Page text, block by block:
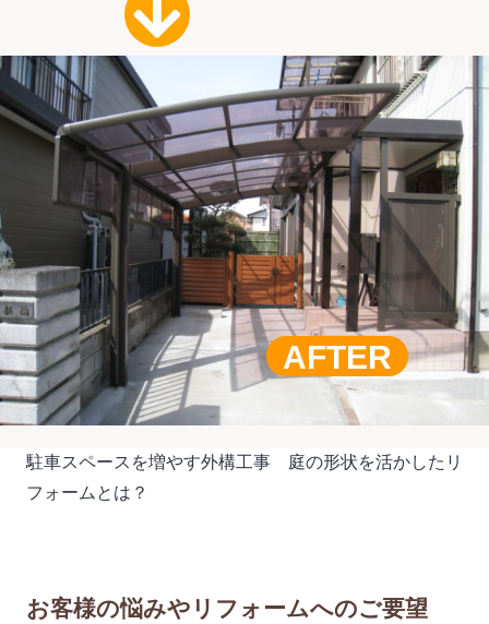
AFTER
駐車スペースを増やす外構工事 庭の形状を活かしたリ
フォームとは？
お客様の悩みやリフォームへのご要望